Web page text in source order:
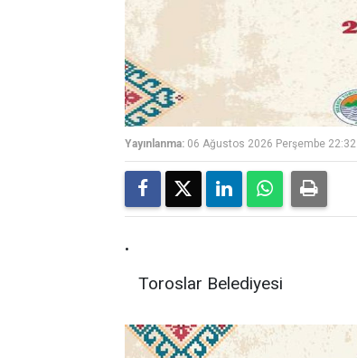
Yayınlanma: 06 Ağustos 2026 Perşembe 22:32
.
Toroslar Belediyesi